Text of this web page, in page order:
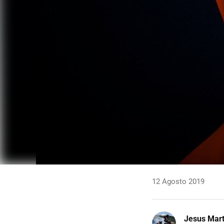
12 Agosto 2019
Jesus